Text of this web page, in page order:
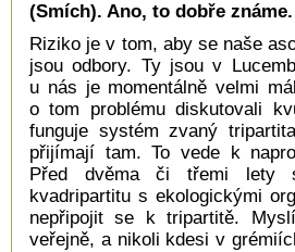
(Smích). Ano, to dobře známe.
Riziko je v tom, aby se naše
jsou odbory. Ty jsou v
u nás je momentálně velmi
o tom problému diskutovali
funguje systém zvaný
přijímají tam. To vede k
Před dvěma či třemi lety
kvadripartitu s ekologickými
nepřipojit se k tripartitě.
veřejně, a nikoli kdesi v